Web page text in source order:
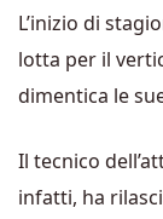
L’inizio di
lotta per il
dimentica le
Il tecnico
infatti, ha